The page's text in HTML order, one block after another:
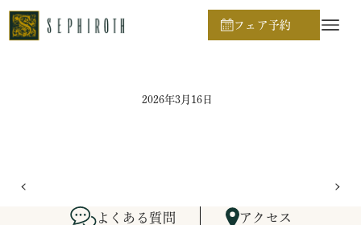
フェア予約
ホーム
2026年3月16日
よくある質問
アクセス